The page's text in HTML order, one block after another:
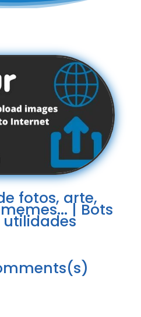
fotos, arte,
| Bots
utilidades